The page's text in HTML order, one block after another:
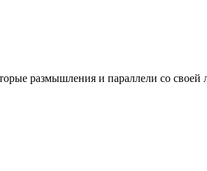
размышления и параллели со